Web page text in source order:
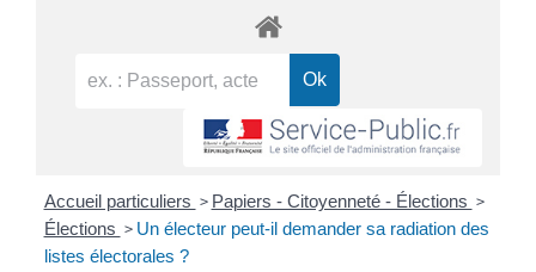
Accueil particuliers > Papiers - Citoyenneté - Élections >
Élections > Un électeur peut-il demander sa radiation des
listes électorales ?